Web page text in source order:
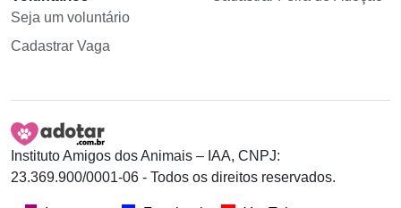
Seja um voluntário
Cadastrar Vaga
Instituto Amigos dos Animais – IAA, CNPJ:
23.369.900/0001-06 - Todos os direitos reservados.